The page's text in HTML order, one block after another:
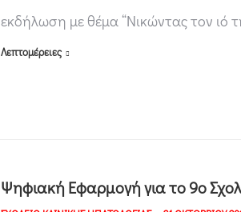
εκδήλωση με θέμα “Νικώντας τον ιό
Λεπτομέρειες
Ψηφιακή Εφαρμογή για το 9ο